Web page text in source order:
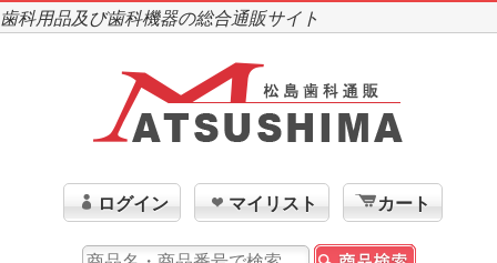
歯科用品及び歯科機器の総合通販サイト
ログイン マイリスト カート